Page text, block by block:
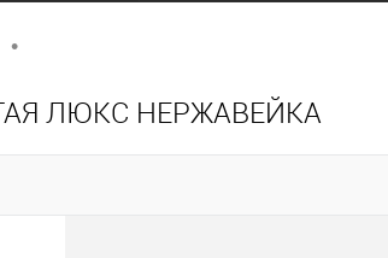
•
ЛЮКС НЕРЖАВЕЙКА